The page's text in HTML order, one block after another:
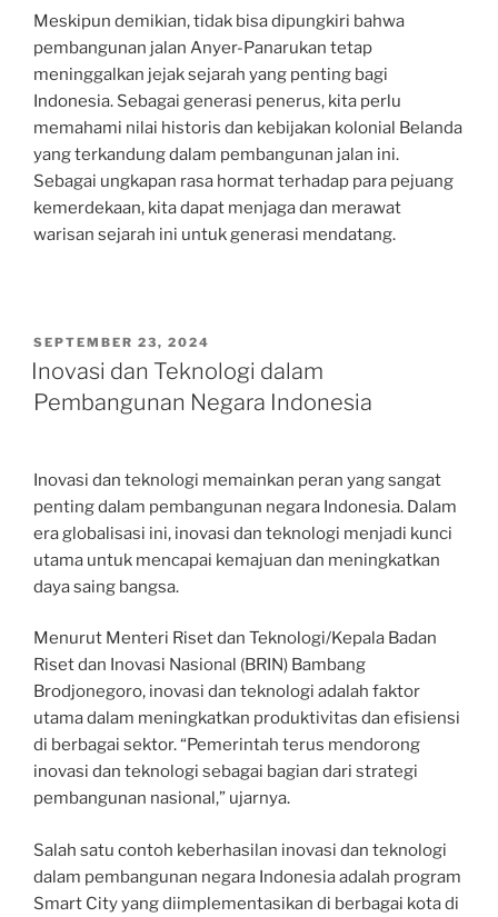
Meskipun demikian, tidak bisa dipungkiri bahwa
pembangunan jalan Anyer-Panarukan tetap
meninggalkan jejak sejarah yang penting bagi
Indonesia. Sebagai generasi penerus, kita perlu
memahami nilai historis dan kebijakan kolonial Belanda
yang terkandung dalam pembangunan jalan ini.
Sebagai ungkapan rasa hormat terhadap para pejuang
kemerdekaan, kita dapat menjaga dan merawat
warisan sejarah ini untuk generasi mendatang.
POSTED
ON
SEPTEMBER 23, 2024
Inovasi dan Teknologi dalam
Pembangunan Negara Indonesia
Inovasi dan teknologi memainkan peran yang sangat
penting dalam pembangunan negara Indonesia. Dalam
era globalisasi ini, inovasi dan teknologi menjadi kunci
utama untuk mencapai kemajuan dan meningkatkan
daya saing bangsa.
Menurut Menteri Riset dan Teknologi/Kepala Badan
Riset dan Inovasi Nasional (BRIN) Bambang
Brodjonegoro, inovasi dan teknologi adalah faktor
utama dalam meningkatkan produktivitas dan efisiensi
di berbagai sektor. “Pemerintah terus mendorong
inovasi dan teknologi sebagai bagian dari strategi
pembangunan nasional,” ujarnya.
Salah satu contoh keberhasilan inovasi dan teknologi
dalam pembangunan negara Indonesia adalah program
Smart City yang diimplementasikan di berbagai kota di